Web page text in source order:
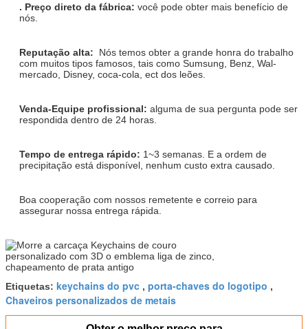
. Preço direto da fábrica: você pode obter mais benefício de
nós.
Reputação alta: Nós temos obter a grande honra do trabalho
com muitos tipos famosos, tais como Sumsung, Benz, Wal-
mercado, Disney, coca-cola, ect dos leões.
Venda-Equipe profissional: alguma de sua pergunta pode ser
respondida dentro de 24 horas.
Tempo de entrega rápido: 1~3 semanas. E a ordem de
precipitação está disponível, nenhum custo extra causado.
Boa cooperação com nossos remetente e correio para
assegurar nossa entrega rápida.
Etiquetas: keychains do pvc , porta-chaves do logotipo ,
Chaveiros personalizados de metais